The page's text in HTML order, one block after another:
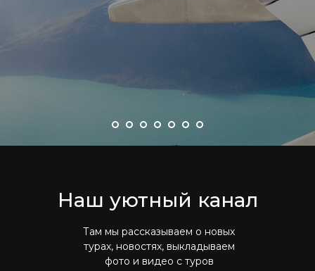
Наш уютный канал
Там мы рассказываем о новых
турах, новостях, выкладываем
фото и видео с туров